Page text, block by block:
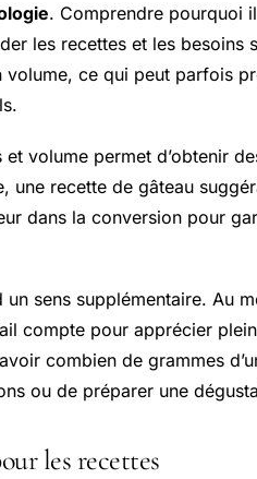
. Comprendre pourquoi
les recettes et les besoins
volume, ce qui peut parfois
volume permet d’obtenir
une recette de gâteau
dans la conversion pour
sens supplémentaire. Au
compte pour apprécier
combien de grammes
ou de préparer une
les recettes